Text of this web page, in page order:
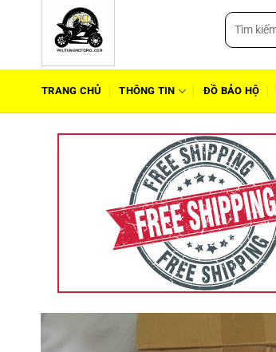
Tìm
kiếm:
TRANG CHỦ THÔNG TIN ĐỒ BẢO HỘ